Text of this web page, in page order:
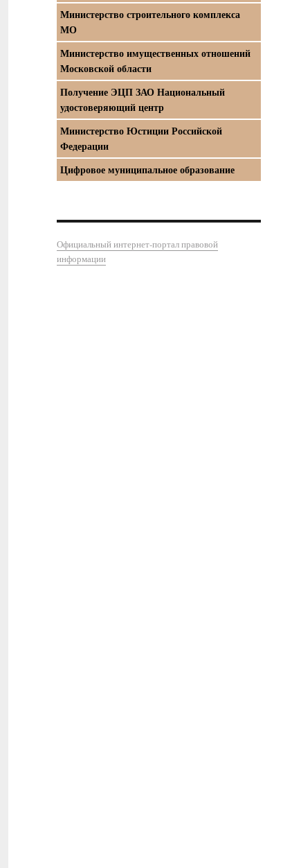
Министерство строительного комплекса
МО
Министерство имущественных отношений
Московской области
Получение ЭЦП ЗАО Национальный
удостоверяющий центр
Министерство Юстиции Российской
Федерации
Цифровое муниципальное образование
Официальный интернет-портал правовой
информации